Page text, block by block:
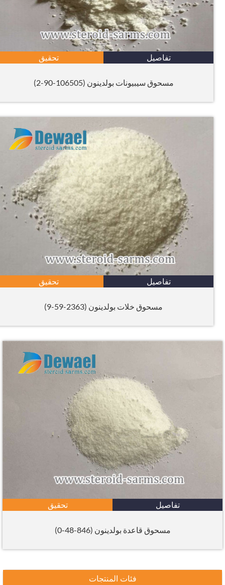
تفاصيل تحقيق
مسحوق سيبيونات بولدينون (106505-90-2)
تفاصيل تحقيق
مسحوق خلات بولدينون (2363-59-9)
تفاصيل تحقيق
مسحوق قاعدة بولدينون (846-48-0)
فئات المنتجات